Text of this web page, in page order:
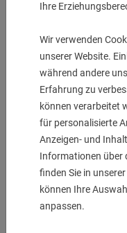
Ihre
Wir verwenden
unserer Website.
während andere
Erfahrung zu
können verarbeitet
für personalisierte
Anzeigen- und
Informationen über
finden Sie in unserer
können Ihre
anpassen.
8 Stk. auf Lager